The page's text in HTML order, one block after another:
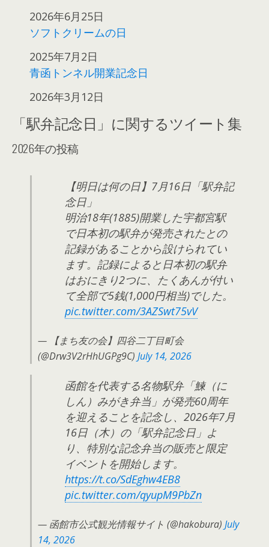
日付
2026年6月25日
ソフトクリームの日
日付
2025年7月2日
青函トンネル開業記念日
日付
2026年3月12日
「駅弁記念日」に関するツイート集
2026年の投稿
【明日は何の日】7月16日「駅弁記
念日」
明治18年(1885)開業した宇都宮駅
で日本初の駅弁が発売されたとの
記録があることから設けられてい
ます。記録によると日本初の駅弁
はおにきり2つに、たくあんが付い
て全部で5銭(1,000円相当)でした。
pic.twitter.com/3AZSwt75vV
— 【まち友の会】四谷二丁目町会
(@Drw3V2rHhUGPg9C) July 14, 2026
函館を代表する名物駅弁「鰊（に
しん）みがき弁当」が発売60周年
を迎えることを記念し、2026年7月
16日（木）の「駅弁記念日」よ
り、特別な記念弁当の販売と限定
イベントを開始します。
https://t.co/SdEghw4EB8
pic.twitter.com/qyupM9PbZn
— 函館市公式観光情報サイト (@hakobura) July
14, 2026